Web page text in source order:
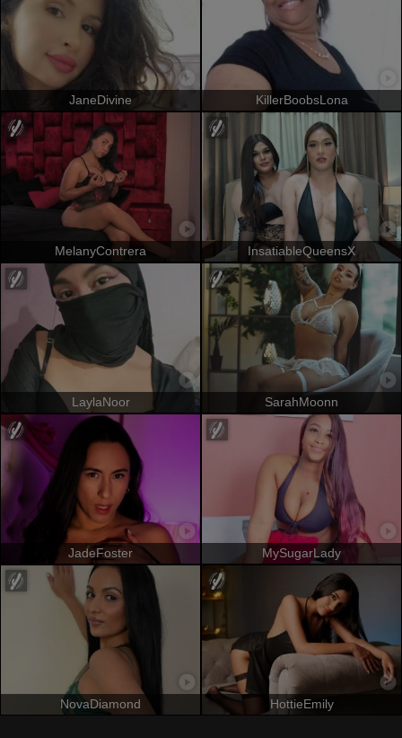
JaneDivine KillerBoobsLona
MelanyContrera InsatiableQueensX
LaylaNoor SarahMoonn
JadeFoster MySugarLady
NovaDiamond HottieEmily